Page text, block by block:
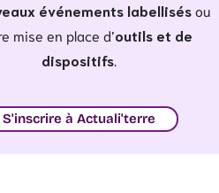
événements labellisésou
mise en place d’outils et de
dispositifs
S'inscrire à Actuali'terre